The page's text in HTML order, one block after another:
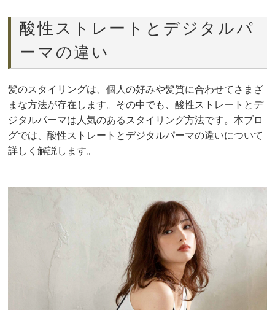
酸性ストレートとデジタルパ
ーマの違い
髪のスタイリングは、個人の好みや髪質に合わせてさまざ
まな方法が存在します。その中でも、酸性ストレートとデ
ジタルパーマは人気のあるスタイリング方法です。本ブロ
グでは、酸性ストレートとデジタルパーマの違いについて
詳しく解説します。